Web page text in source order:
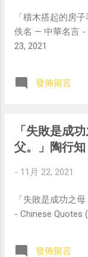
「積木搭起的房
佚名 — 中華名言 -
23, 2021
發佈留言
「失敗是成
父。」陶行知
- 11月 22, 2021
「失敗是成功之
- Chinese Quotes
發佈留言